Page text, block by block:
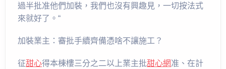
過半批准他們加裝，我們也沒有興趣見，一切按法式
來就好了。“
加裝業主：審批手續齊備憑啥不讓施工？
征甜心得本棟樓三分之二以上業主批甜心網准、在計